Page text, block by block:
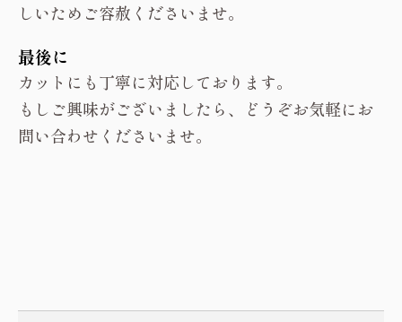
しいためご容赦くださいませ。
最後に
カットにも丁寧に対応しております。
もしご興味がございましたら、どうぞお気軽にお
問い合わせ くださいませ。